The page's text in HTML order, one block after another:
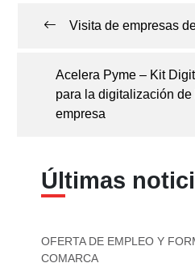
entradas
Visita de empresas
Acelera Pyme – Kit
para la digitalización de
empresa
Últimas
OFERTA DE EMPLEO Y
COMARCA